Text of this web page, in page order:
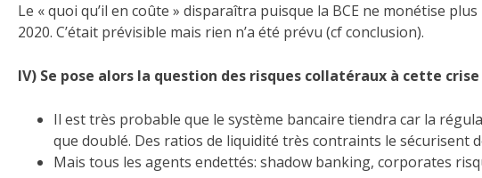
Le « quoi qu’il en coûte » disparaîtra puisque la BCE ne monétise
2020. C’était prévisible mais rien n’a été prévu (cf conclusion).
IV) Se pose alors la question des risques collatéraux à cette
Il est très probable que le système bancaire tiendra car la
que doublé. Des ratios de liquidité très contraints le sécurisent
Mais tous les agents endettés: shadow banking, corporates